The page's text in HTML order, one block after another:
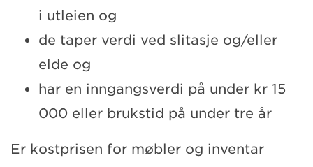
i utleien og
de taper verdi ved slitasje og/eller
elde og
har en inngangsverdi på under kr 15
000 eller brukstid på under tre år
Er kostprisen for møbler og inventar